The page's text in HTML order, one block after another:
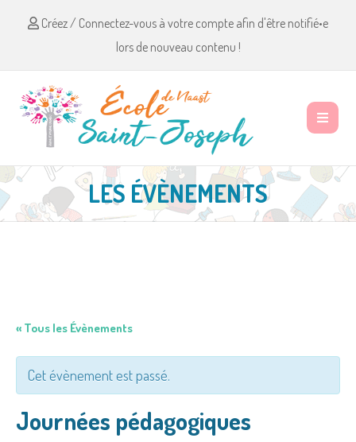
Créez / Connectez-vous à votre compte afin d'être notifié•e
lors de nouveau contenu !
LES ÉVÈNEMENTS
« Tous les Évènements
Cet évènement est passé.
Journées pédagogiques